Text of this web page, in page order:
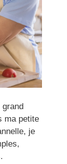
ma petite
je